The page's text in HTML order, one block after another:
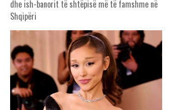
dhe ish-banorit të shtëpisë më të famshme në
Shqipëri